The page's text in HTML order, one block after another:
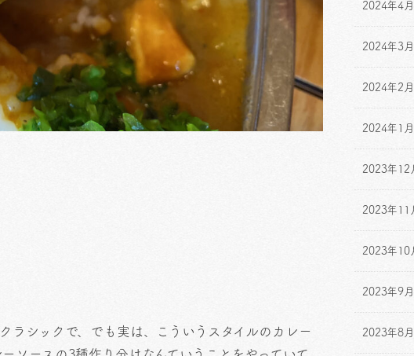
ラシックで、でも実は、こういうスタイルのカレー
2024年4月
2024年3月
2024年2月
2024年1月
2023年12
2023年11
2023年10
2023年9月
2023年8月